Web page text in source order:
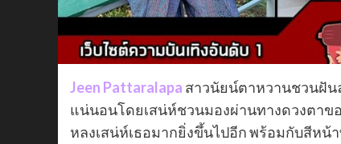
Jeen Pattaralapa สาวนัยน์ตาหวานชวนฝัน
แน่นอนโดยเสน่ห์ชวนมองผ่านทางดวงตาข
หลงเสน่ห์เธอมากยิ่งขึ้นไปอีก พร้อมกับสีหน้